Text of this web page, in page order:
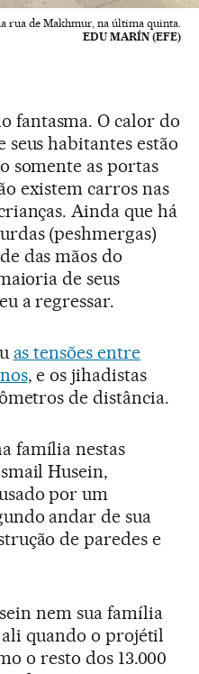
rua de Makhmur, na última quinta.
EDU MARÍN (EFE)
fantasma. O calor do
habitantes estão
somente as portas
existem carros nas
Ainda que há
(peshmergas)
das mãos do
de seus
a regressar.
as tensões entre
, e os jihadistas
de distância.
família nestas
Husein,
por um
andar de sua
de paredes e
nem sua família
ali quando o projétil
o resto dos 13.000